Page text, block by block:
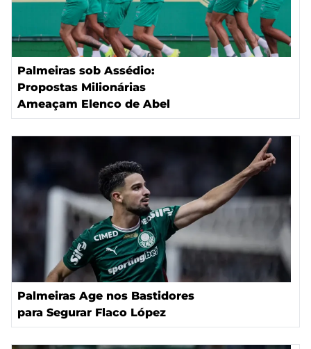
Palmeiras sob Assédio:
Propostas Milionárias
Ameaçam Elenco de Abel
Palmeiras Age nos Bastidores
para Segurar Flaco López